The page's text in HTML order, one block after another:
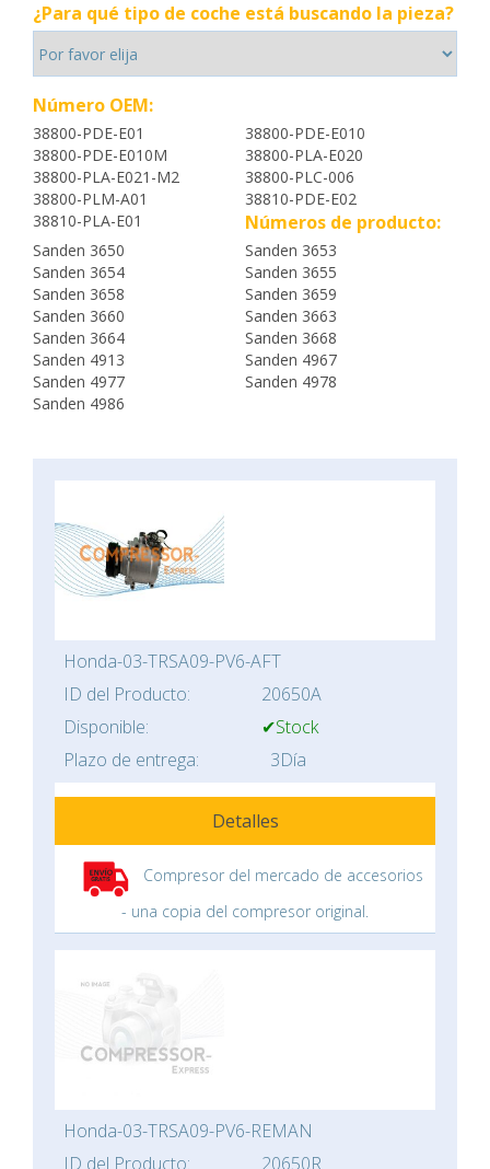
¿Para qué tipo de coche está buscando la pieza?
Número OEM:
38800-PDE-E01
38800-PDE-E010
38800-PDE-E010M
38800-PLA-E020
38800-PLA-E021-M2
38800-PLC-006
38800-PLM-A01
38810-PDE-E02
38810-PLA-E01
Números de producto:
Sanden 3650
Sanden 3653
Sanden 3654
Sanden 3655
Sanden 3658
Sanden 3659
Sanden 3660
Sanden 3663
Sanden 3664
Sanden 3668
Sanden 4913
Sanden 4967
Sanden 4977
Sanden 4978
Sanden 4986
Honda-03-TRSA09-PV6-AFT
ID del Producto:
20650A
Disponible:
✔Stock
Plazo de entrega:
3Día
Detalles
Compresor del mercado de accesorios
- una copia del compresor original.
Honda-03-TRSA09-PV6-REMAN
ID del Producto:
20650R